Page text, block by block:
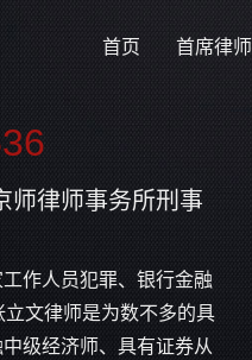
首页 首席律师
师律师事务所刑事
作人员犯罪、银行金融
文律师是为数不多的具
级经济师、具有证券从